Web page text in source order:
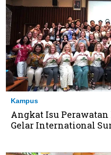
Kampus
Angkat Isu Perawatan
Gelar International